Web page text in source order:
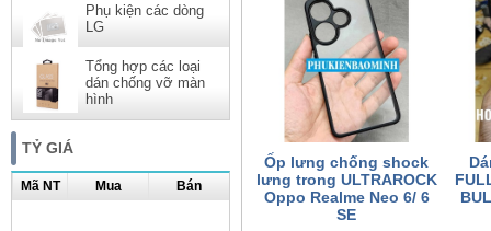
Phụ kiện các dòng
LG
Tổng hợp các loại
dán chống vỡ màn
hình
TỶ GIÁ
Mã NT Mua Bán
Ốp lưng chống shock
lưng trong ULTRAROCK
Oppo Realme Neo 6/ 6
SE